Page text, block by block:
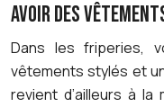
AVOIR DES
Dans les friperies,
vêtements stylés et
revient d’ailleurs à la